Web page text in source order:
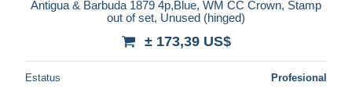
Antigua & Barbuda 1879 4p,Blue, WM CC Crown, Stamp
out of set, Unused (hinged)
± 173,39 US$
Estatus Profesional